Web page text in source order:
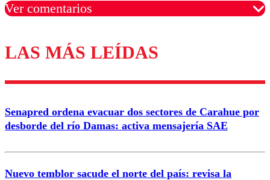
Ver comentarios
Los comentarios son moderados para garantizar un
diálogo respetuoso.
Correo
LAS MÁS LEÍDAS
Senapred ordena evacuar dos sectores de Carahue por
desborde del río Damas: activa mensajería SAE
Nuevo temblor sacude el norte del país: revisa la